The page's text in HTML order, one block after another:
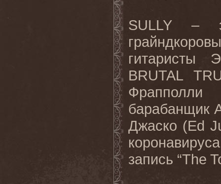
SULLY –
гитаристы
BRUTAL
барабанщик
Джаско (Ed
запись “The